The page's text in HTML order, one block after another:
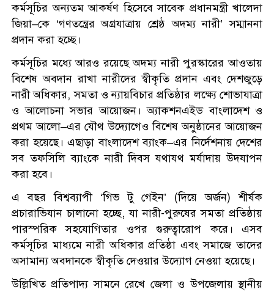
কর্মসূচির অন্যতম আকর্ষণ হিসেবে সাবেক প্রধানমন্ত্রী খালেদা
জিয়া–কে ‘গণতন্ত্রের অগ্রযাত্রায় শ্রেষ্ঠ অদম্য নারী’ সম্মাননা
প্রদান করা হচ্ছে।
কর্মসূচির মধ্যে আরও রয়েছে অদম্য নারী পুরস্কারের আওতায়
বিশেষ অবদান রাখা নারীদের স্বীকৃতি প্রদান এবং দেশজুড়ে
নারী অধিকার, সমতা ও ন্যায়বিচার প্রতিষ্ঠার লক্ষ্যে শোভাযাত্রা
ও আলোচনা সভার আয়োজন। অ্যাকশনএইড বাংলাদেশ ও
প্রথম আলো–এর যৌথ উদ্যোগেও বিশেষ অনুষ্ঠানের আয়োজন
করা হয়েছে। এছাড়া বাংলাদেশ ব্যাংক–এর নির্দেশনায় দেশের
সব তফসিলি ব্যাংকে নারী দিবস যথাযথ মর্যাদায় উদযাপন
করা হবে।
এ বছর বিশ্বব্যাপী ‘গিভ টু গেইন’ (দিয়ে অর্জন) শীর্ষক
প্রচারাভিযান চালানো হচ্ছে, যা নারী-পুরুষের সমতা প্রতিষ্ঠায়
পারস্পরিক সহযোগিতার ওপর গুরুত্বারোপ করে। এসব
কর্মসূচির মাধ্যমে নারী অধিকার প্রতিষ্ঠা এবং সমাজে তাদের
অসামান্য অবদানকে স্বীকৃতি দেওয়ার উদ্যোগ নেওয়া হয়েছে।
উল্লিখিত প্রতিপাদ্য সামনে রেখে জেলা ও উপজেলায় স্থানীয়